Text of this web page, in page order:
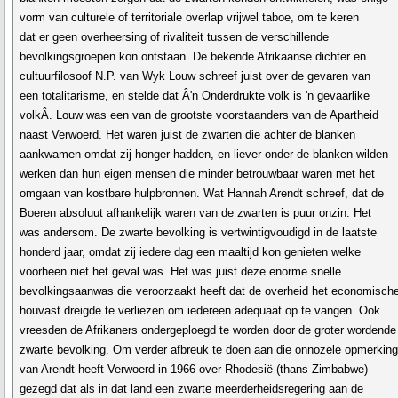
vorm van culturele of territoriale overlap vrijwel taboe, om te keren
dat er geen overheersing of rivaliteit tussen de verschillende
bevolkingsgroepen kon ontstaan. De bekende Afrikaanse dichter en
cultuurfilosoof N.P. van Wyk Louw schreef juist over de gevaren van
een totalitarisme, en stelde dat Â'n Onderdrukte volk is 'n gevaarlike
volkÂ. Louw was een van de grootste voorstaanders van de Apartheid
naast Verwoerd. Het waren juist de zwarten die achter de blanken
aankwamen omdat zij honger hadden, en liever onder de blanken wilden
werken dan hun eigen mensen die minder betrouwbaar waren met het
omgaan van kostbare hulpbronnen. Wat Hannah Arendt schreef, dat de
Boeren absoluut afhankelijk waren van de zwarten is puur onzin. Het
was andersom. De zwarte bevolking is vertwintigvoudigd in de laatste
honderd jaar, omdat zij iedere dag een maaltijd kon genieten welke
voorheen niet het geval was. Het was juist deze enorme snelle
bevolkingsaanwas die veroorzaakt heeft dat de overheid het
houvast dreigde te verliezen om iedereen adequaat op te vangen. Ook
vreesden de Afrikaners ondergeploegd te worden door de groter wordende
zwarte bevolking. Om verder afbreuk te doen aan die onnozele opmerking
van Arendt heeft Verwoerd in 1966 over Rhodesië (thans Zimbabwe)
gezegd dat als in dat land een zwarte meerderheidsregering aan de